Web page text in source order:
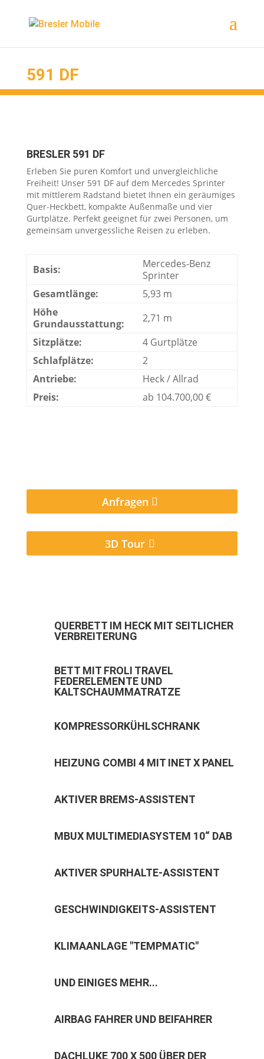
591 DF
BRESLER 591 DF
Erleben Sie puren Komfort und unvergleichliche
Freiheit! Unser 591 DF auf dem Mercedes Sprinter
mit mittlerem Radstand bietet Ihnen ein geräumiges
Quer-Heckbett, kompakte Außenmaße und vier
Gurtplätze. Perfekt geeignet für zwei Personen, um
gemeinsam unvergessliche Reisen zu erleben.
Basis:
Mercedes-Benz
Sprinter
Gesamtlänge:
5,93 m
Höhe
Grundausstattung:
2,71 m
Sitzplätze:
4 Gurtplätze
Schlafplätze:
2
Antriebe:
Heck / Allrad
Preis:
ab 104.700,00 €
Anfragen
3D Tour
QUERBETT IM HECK MIT SEITLICHER
VERBREITERUNG
BETT MIT FROLI TRAVEL
FEDERELEMENTE UND
KALTSCHAUMMATRATZE
KOMPRESSORKÜHLSCHRANK
HEIZUNG COMBI 4 MIT INET X PANEL
AKTIVER BREMS-ASSISTENT
MBUX MULTIMEDIASYSTEM 10“ DAB
AKTIVER SPURHALTE-ASSISTENT
GESCHWINDIGKEITS-ASSISTENT
KLIMAANLAGE "TEMPMATIC"
UND EINIGES MEHR...
AIRBAG FAHRER UND BEIFAHRER
DACHLUKE 700 X 500 ÜBER DER